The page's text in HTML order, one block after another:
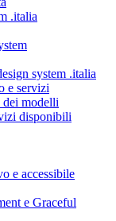
.italia
system .italia
e servizi
dei modelli
disponibili
e accessibile
e Graceful